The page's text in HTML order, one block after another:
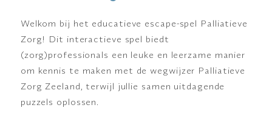
Welkom bij het educatieve escape-spel Palliatieve
Zorg! Dit interactieve spel biedt
(zorg)professionals een leuke en leerzame manier
om kennis te maken met de wegwijzer Palliatieve
Zorg Zeeland, terwijl jullie samen uitdagende
puzzels oplossen.